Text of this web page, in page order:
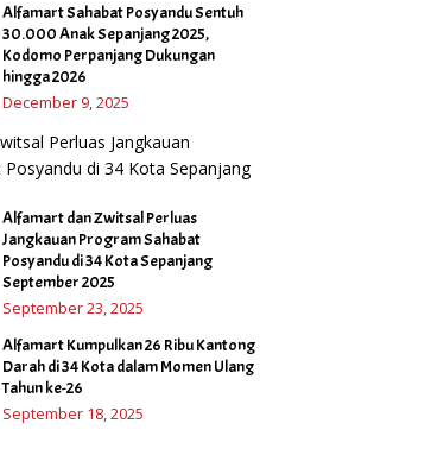
Alfamart Sahabat Posyandu Sentuh
30.000 Anak Sepanjang 2025,
Kodomo Perpanjang Dukungan
hingga 2026
December 9, 2025
Alfamart dan Zwitsal Perluas
Jangkauan Program Sahabat
Posyandu di 34 Kota Sepanjang
September 2025
September 23, 2025
Alfamart Kumpulkan 26 Ribu Kantong
Darah di 34 Kota dalam Momen Ulang
Tahun ke-26
September 18, 2025